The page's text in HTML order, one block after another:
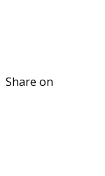
Share on